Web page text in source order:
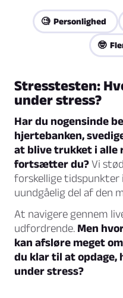
🧐 Personlighed
🤓
Stresstesten:
under stress?
Har du nogensinde
hjertebanken,
at blive trukket i alle
fortsætter du?Vi
forskellige tidspunkter
uundgåelig del af den
At navigere gennem
udfordrende. Men
kan afsløre meget
du klar til at opdage,
under stress?